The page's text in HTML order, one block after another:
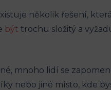
několik řešení,
být trochu složitý a
mnoho lidí se
nebo jiné místo, kde